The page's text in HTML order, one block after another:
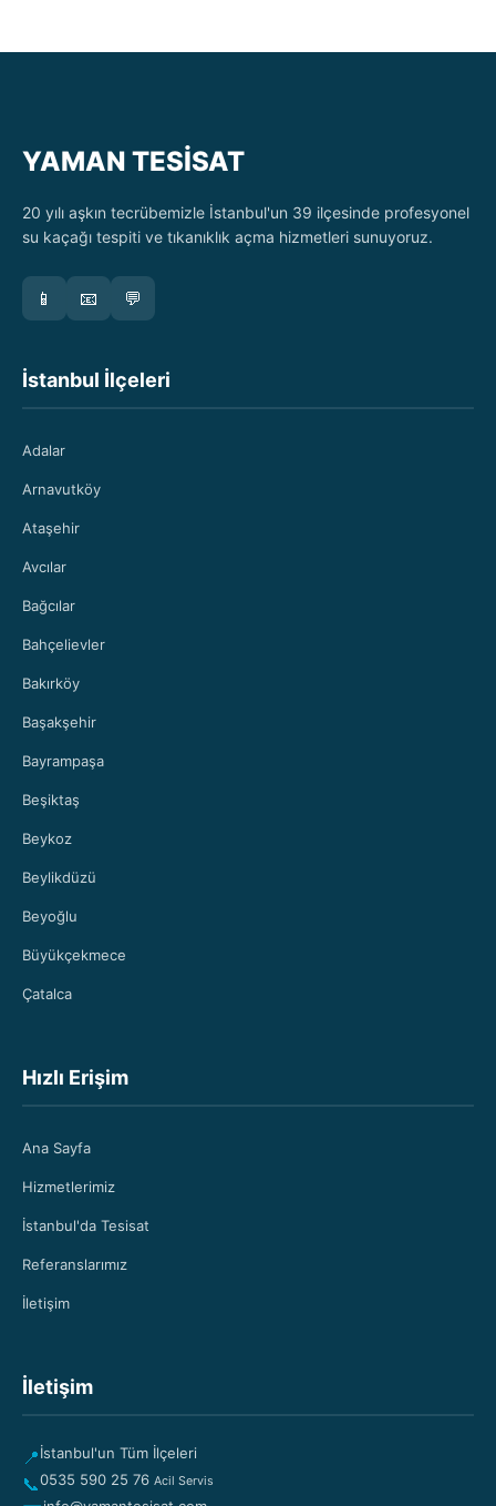
YAMAN TESİSAT
20 yılı aşkın tecrübemizle İstanbul'un 39 ilçesinde profesyonel
su kaçağı tespiti ve tıkanıklık açma hizmetleri sunuyoruz.
📱 📧 💬
İstanbul İlçeleri
Adalar
Arnavutköy
Ataşehir
Avcılar
Bağcılar
Bahçelievler
Bakırköy
Başakşehir
Bayrampaşa
Beşiktaş
Beykoz
Beylikdüzü
Beyoğlu
Büyükçekmece
Çatalca
Hızlı Erişim
Ana Sayfa
Hizmetlerimiz
İstanbul'da Tesisat
Referanslarımız
İletişim
İletişim
📍İstanbul'un Tüm İlçeleri
📞0535 590 25 76 Acil Servis